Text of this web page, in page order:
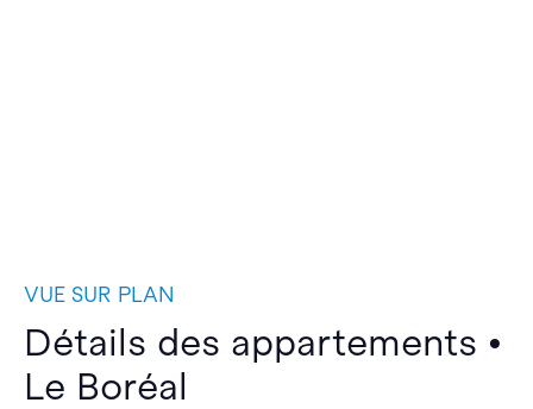
VUE SUR PLAN
Détails des appartements •
Le Boréal